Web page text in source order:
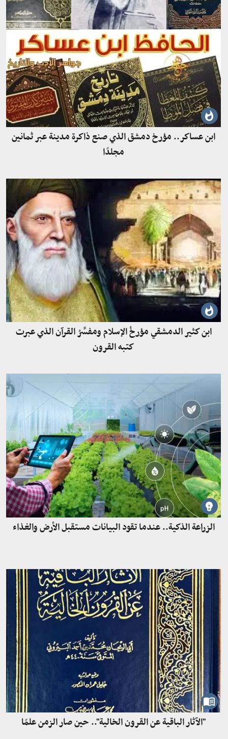
ابن عساكر.. مؤرخ دمشق الذي صنع ذاكرة مدينة عبر ثمانين
مجلدًا
ابن كثير الدمشقي مؤرخُ الإسلام ومفسِّرُ القرآن الذي عبرت
كتبه القرون
الزراعة الذكية.. عندما تقود البيانات مستقبل الأرض والغذاء
"الآثار الباقية عن القرون الخالية".. حين صار الزمن علمًا